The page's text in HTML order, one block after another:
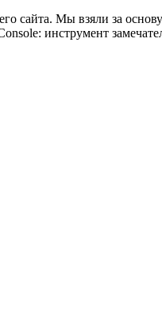
сайта. Мы взяли за
инструмент